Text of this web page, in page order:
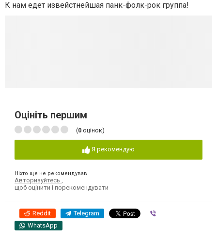
К нам едет извейстнейшая панк-фолк-рок группа!
Оцініть першим
(0 оцінок)
Я рекомендую
Ніхто ще не рекомендував
Авторизуйтесь
щоб оцінити і порекомендувати
Reddit Telegram
WhatsApp